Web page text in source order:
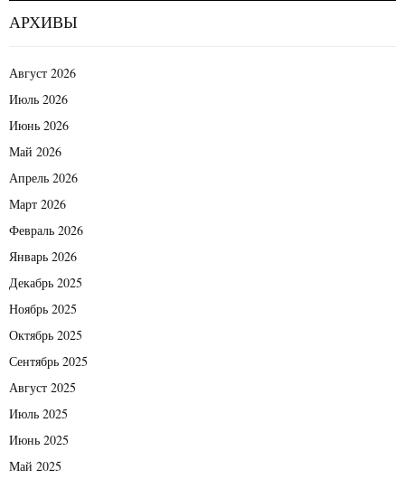
АРХИВЫ
Август 2026
Июль 2026
Июнь 2026
Май 2026
Апрель 2026
Март 2026
Февраль 2026
Январь 2026
Декабрь 2025
Ноябрь 2025
Октябрь 2025
Сентябрь 2025
Август 2025
Июль 2025
Июнь 2025
Май 2025